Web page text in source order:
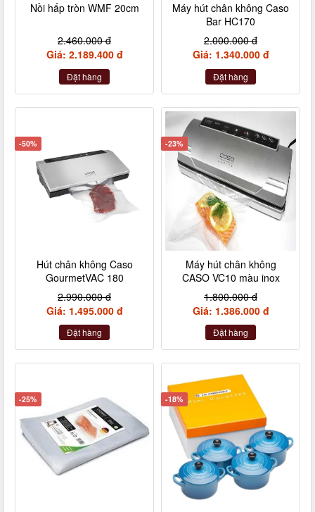
Nồi hấp tròn WMF 20cm
2.460.000 đ
Giá: 2.189.400 đ
Đặt hàng
Máy hút chân không Caso
Bar HC170
2.000.000 đ
Giá: 1.340.000 đ
Đặt hàng
-50%
Hút chân không Caso
GourmetVAC 180
2.990.000 đ
Giá: 1.495.000 đ
Đặt hàng
-23%
Máy hút chân không
CASO VC10 màu inox
1.800.000 đ
Giá: 1.386.000 đ
Đặt hàng
-25% -18%